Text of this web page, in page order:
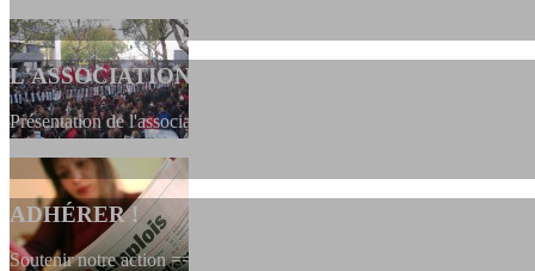
L'ASSOCIATION
Présentation de l'association et de sa charte qui encadre nos actions
ADHÉRER !
Soutenir notre action ==> Si vous souhaitez adhérer à